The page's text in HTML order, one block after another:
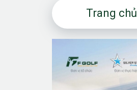
Trang chủ